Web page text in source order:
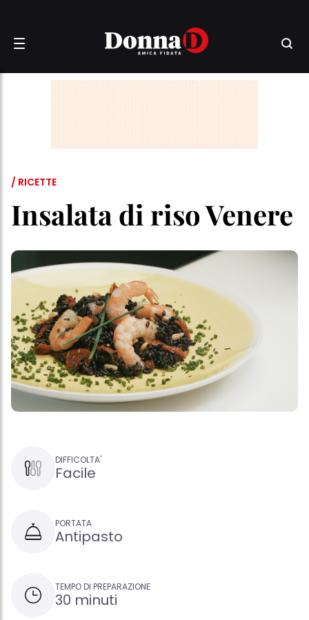
/ RICETTE
Insalata di riso Venere
DIFFICOLTA'
Facile
PORTATA
Antipasto
TEMPO DI PREPARAZIONE
30 minuti